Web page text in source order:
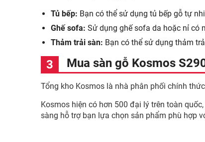
Tủ bếp: Bạn có thể sử dụng tủ bếp gỗ tự
Ghế sofa: Sử dụng ghế sofa da hoặc nỉ có
Thảm trải sàn: Bạn có thể sử dụng thảm
Mua sàn gỗ Kosmos
Tổng kho Kosmos là nhà phân phối chính
Kosmos hiện có hơn 500 đại lý trên toàn
sàng hỗ trợ bạn lựa chọn sản phẩm phù hợp